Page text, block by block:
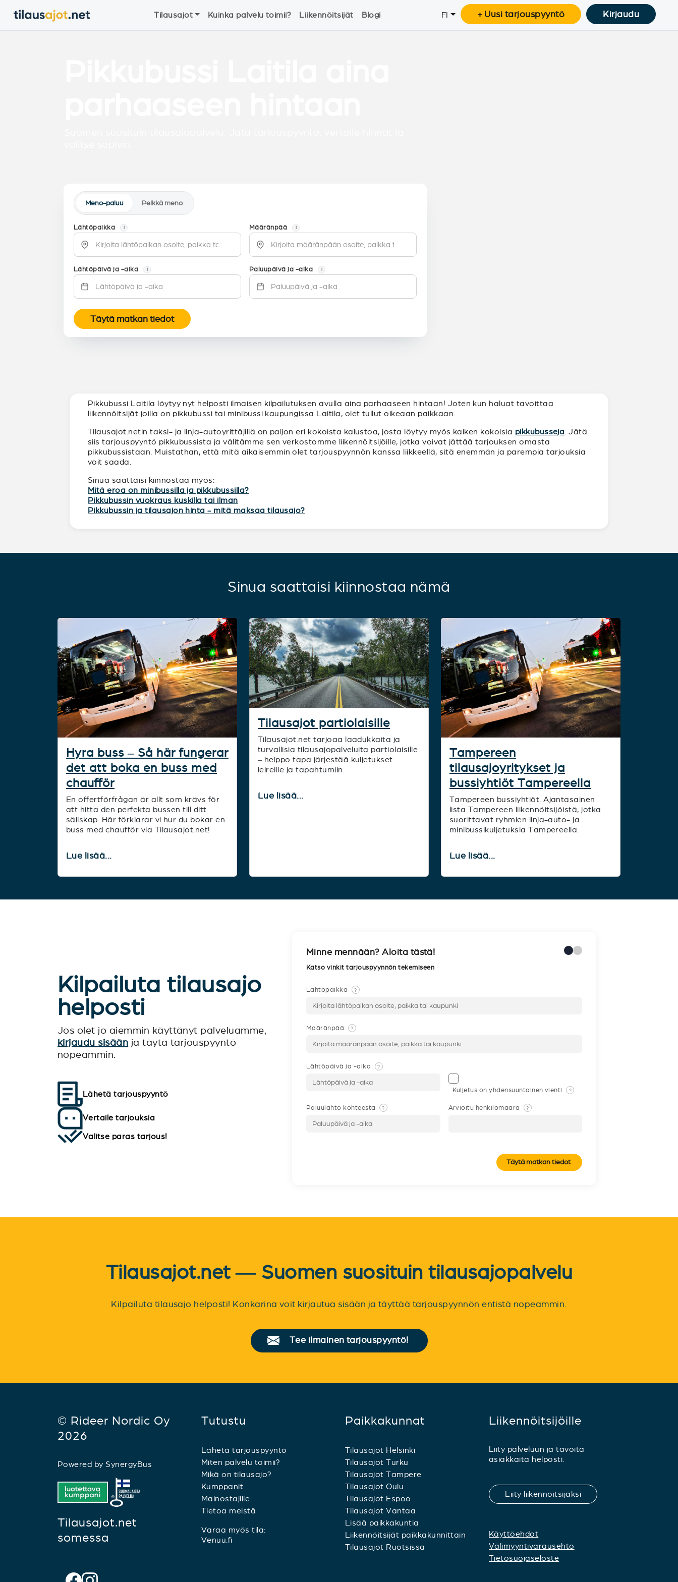
Tilausajot Kuinka palvelu toimii? Liikennöitsijät Blogi FI + Uusi tarjouspyyntö Kirjaudu
Meno-paluu Pelkkä meno
Lähtöpaikka i Määränpää i
Lähtöpäivä ja -aika i Paluupäivä ja -aika i
Täytä matkan tiedot
Pikkubussi Laitila löytyy nyt helposti ilmaisen kilpailutuksen avulla aina parhaaseen hintaan! Joten kun haluat tavoittaa
liikennöitsijät joilla on pikkubussi tai minibussi kaupungissa Laitila, olet tullut oikeaan paikkaan.
Tilausajot.netin taksi- ja linja-autoyrittäjillä on paljon eri kokoista kalustoa, josta löytyy myös kaiken kokoisia pikkubusseja . Jätä
siis tarjouspyyntö pikkubussista ja välitämme sen verkostomme liikennöitsijöille, jotka voivat jättää tarjouksen omasta
pikkubussistaan. Muistathan, että mitä aikaisemmin olet tarjouspyynnön kanssa liikkeellä, sitä enemmän ja parempia tarjouksia
voit saada.
Sinua saattaisi kiinnostaa myös:
Mitä eroa on minibussilla ja pikkubussilla?
Pikkubussin vuokraus kuskilla tai ilman
Pikkubussin ja tilausajon hinta - mitä maksaa tilausajo?
Sinua saattaisi kiinnostaa nämä
Hyra buss – Så här fungerar
det att boka en buss med
chaufför
En offertförfrågan är allt som krävs för
att hitta den perfekta bussen till ditt
sällskap. Här förklarar vi hur du bokar en
buss med chaufför via Tilausajot.net!
Lue lisää...
Tilausajot partiolaisille
Tilausajot.net tarjoaa laadukkaita ja
turvallisia tilausajopalveluita partiolaisille
– helppo tapa järjestää kuljetukset
leireille ja tapahtumiin.
Lue lisää...
Tampereen
tilausajoyritykset ja
bussiyhtiöt Tampereella
Tampereen bussiyhtiöt. Ajantasainen
lista Tampereen liikennöitsijöistä, jotka
suorittavat ryhmien linja-auto- ja
minibussikuljetuksia Tampereella.
Lue lisää...
Kilpailuta tilausajo
helposti
Jos olet jo aiemmin käyttänyt palveluamme,
kirjaudu sisään ja täytä tarjouspyyntö
nopeammin.
Lähetä tarjouspyyntö
Vertaile tarjouksia
Valitse paras tarjous!
Minne mennään? Aloita tästä!
Katso vinkit tarjouspyynnön tekemiseen
Lähtöpaikka ?
Määränpää ?
Lähtöpäivä ja -aika ?
Kuljetus on yhdensuuntainen vienti ?
Paluulähtö kohteesta ? Arvioitu henkilömäärä ?
Täytä matkan tiedot
Tilausajot.net — Suomen suosituin tilausajopalvelu
Kilpailuta tilausajo helposti! Konkarina voit kirjautua sisään ja täyttää tarjouspyynnön entistä nopeammin.
Tee ilmainen tarjouspyyntö!
© Rideer Nordic Oy
2026
Powered by SynergyBus
Tilausajot.net
somessa
Tutustu
Lähetä tarjouspyyntö
Miten palvelu toimii?
Mikä on tilausajo?
Kumppanit
Mainostajille
Tietoa meistä
Varaa myös tila:
Venuu.fi
Paikkakunnat
Tilausajot Helsinki
Tilausajot Turku
Tilausajot Tampere
Tilausajot Oulu
Tilausajot Espoo
Tilausajot Vantaa
Lisää paikkakuntia
Liikennöitsijät paikkakunnittain
Tilausajot Ruotsissa
Liikennöitsijöille
Liity palveluun ja tavoita
asiakkaita helposti.
Liity liikennöitsijäksi
Käyttöehdot
Välimyyntivarausehto
Tietosuojaseloste